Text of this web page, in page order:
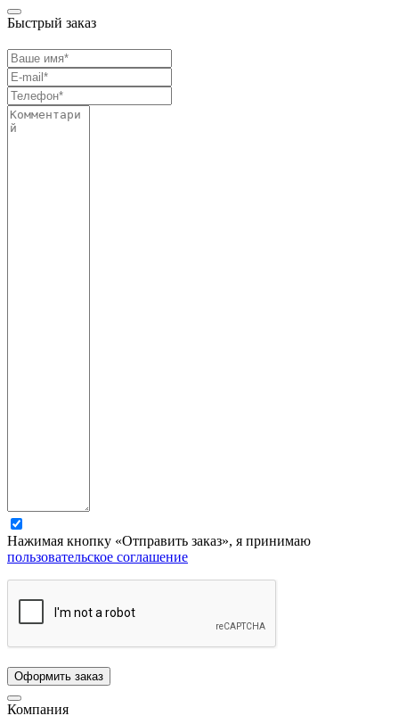
Быстрый заказ
Нажимая кнопку «Отправить заказ», я принимаю
пользовательское соглашение
Компания